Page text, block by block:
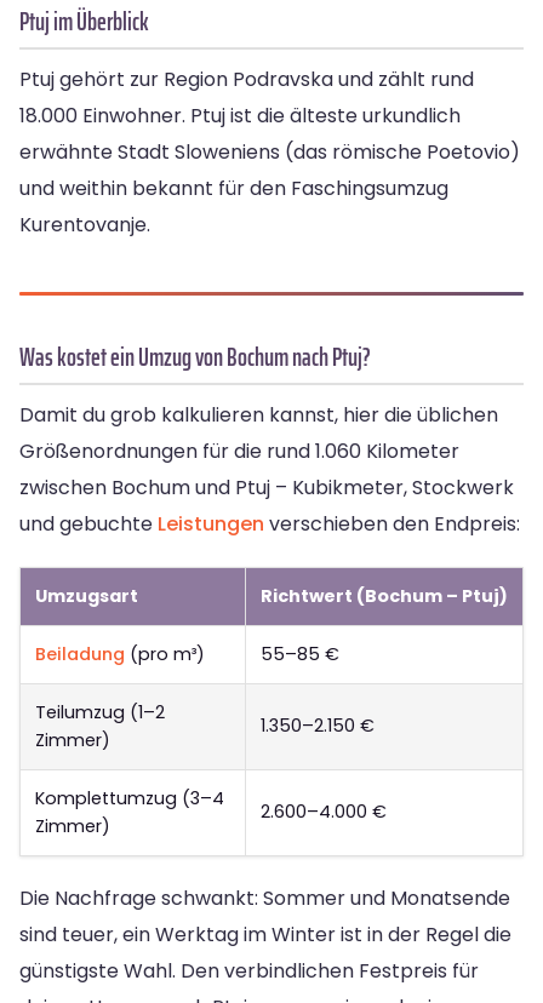
Ptuj im Überblick
Ptuj gehört zur Region Podravska und zählt rund
18.000 Einwohner. Ptuj ist die älteste urkundlich
erwähnte Stadt Sloweniens (das römische Poetovio)
und weithin bekannt für den Faschingsumzug
Kurentovanje.
Was kostet ein Umzug von Bochum nach Ptuj?
Damit du grob kalkulieren kannst, hier die üblichen
Größenordnungen für die rund 1.060 Kilometer
zwischen Bochum und Ptuj – Kubikmeter, Stockwerk
und gebuchte Leistungen verschieben den Endpreis:
Umzugsart Richtwert (Bochum – Ptuj)
Beiladung (pro m³) 55–85 €
Teilumzug (1–2
Zimmer)
1.350–2.150 €
Komplettumzug (3–4
Zimmer)
2.600–4.000 €
Die Nachfrage schwankt: Sommer und Monatsende
sind teuer, ein Werktag im Winter ist in der Regel die
günstigste Wahl. Den verbindlichen Festpreis für